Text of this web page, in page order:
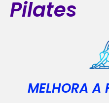
Pilates
MELHORA A